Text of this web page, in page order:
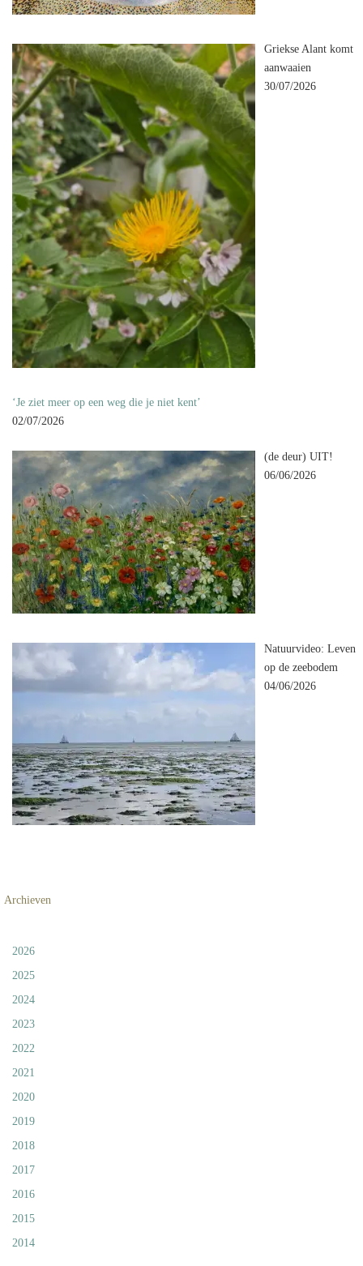
Griekse Alant komt
aanwaaien
30/07/2026
‘Je ziet meer op een weg die je niet kent’
02/07/2026
(de deur) UIT!
06/06/2026
Natuurvideo: Leven
op de zeebodem
04/06/2026
Archieven
2026
2025
2024
2023
2022
2021
2020
2019
2018
2017
2016
2015
2014